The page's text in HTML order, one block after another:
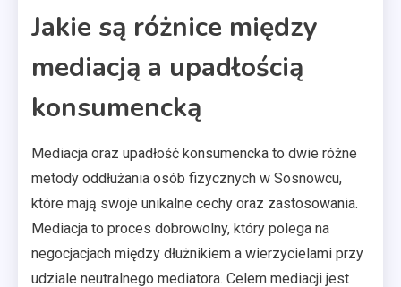
Jakie są różnice między
mediacją a upadłością
konsumencką
Mediacja oraz upadłość konsumencka to dwie różne
metody oddłużania osób fizycznych w Sosnowcu,
które mają swoje unikalne cechy oraz zastosowania.
Mediacja to proces dobrowolny, który polega na
negocjacjach między dłużnikiem a wierzycielami przy
udziale neutralnego mediatora. Celem mediacji jest